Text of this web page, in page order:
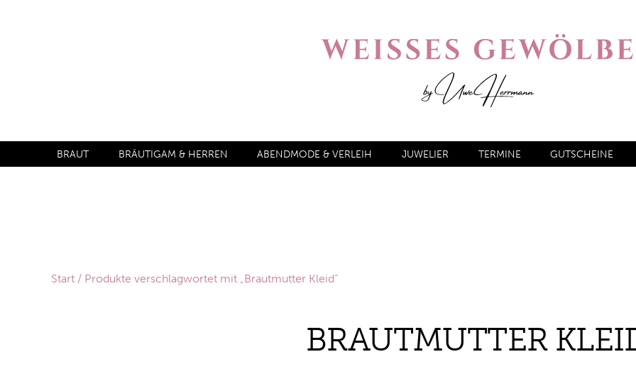
BRAUT BRÄUTIGAM & HERREN ABENDMODE & VERLEIH JUWELIER TERMINE GUTSCHEINE
Start / Produkte verschlagwortet mit „Brautmutter Kleid“
BRAUTMUTTER